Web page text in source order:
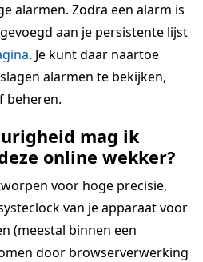
alarmen. Zodra een alarm is
aan je persistente lijst
. Je kunt daar naartoe
alarmen te bekijken,
beheren.
mag ik
online wekker?
voor hoge precisie,
van je apparaat voor
(meestal binnen een
door browserverwerking